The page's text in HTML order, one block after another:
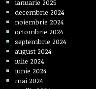
ianuarie 2025
decembrie 2024
noiembrie 2024
octombrie 2024
septembrie 2024
august 2024
iulie 2024
iunie 2024
mai 2024